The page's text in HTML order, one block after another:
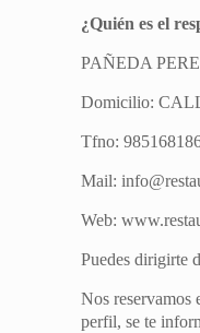
¿Quién es el
PAÑEDA
Domicilio:
Tfno:
Mail:
Web:
Puedes dirigirte
Nos reservamos
perfil, se te